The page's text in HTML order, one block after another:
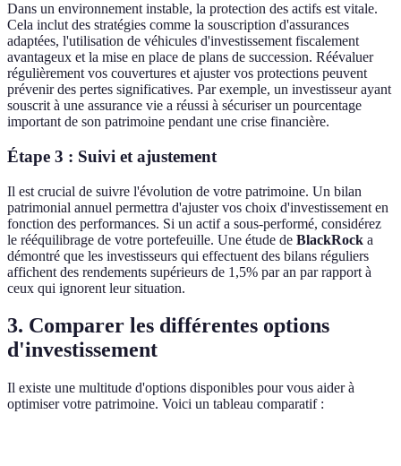
Dans un environnement instable, la protection des actifs est vitale.
Cela inclut des stratégies comme la souscription d'assurances
adaptées, l'utilisation de véhicules d'investissement fiscalement
avantageux et la mise en place de plans de succession. Réévaluer
régulièrement vos couvertures et ajuster vos protections peuvent
prévenir des pertes significatives. Par exemple, un investisseur ayant
souscrit à une assurance vie a réussi à sécuriser un pourcentage
important de son patrimoine pendant une crise financière.
Étape 3 : Suivi et ajustement
Il est crucial de suivre l'évolution de votre patrimoine. Un bilan
patrimonial annuel permettra d'ajuster vos choix d'investissement en
fonction des performances. Si un actif a sous-performé, considérez
le rééquilibrage de votre portefeuille. Une étude de BlackRock a
démontré que les investisseurs qui effectuent des bilans réguliers
affichent des rendements supérieurs de 1,5% par an par rapport à
ceux qui ignorent leur situation.
3. Comparer les différentes options
d'investissement
Il existe une multitude d'options disponibles pour vous aider à
optimiser votre patrimoine. Voici un tableau comparatif :